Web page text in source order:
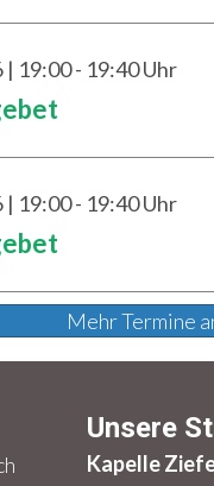
| 19:00 - 19:40 Uhr
| 19:00 - 19:40 Uhr
Mehr Termine
Unsere
Kapelle